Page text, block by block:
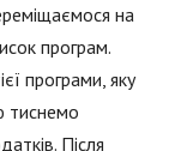
на
програм.
програми, яку
тиснемо
Після